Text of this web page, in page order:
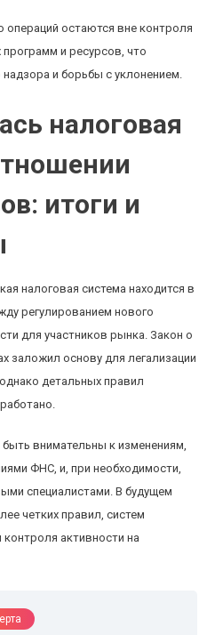
остаются вне контроля
программ и ресурсов, что
и борьбы с уклонением.
налоговая
итоги и
налоговая система находится в
регулированием нового
для участников рынка. Закон о
заложил основу для легализации
детальных правил
внимательны к изменениям,
ФНС, и, при необходимости,
специалистами. В будущем
четких правил, систем
активности на